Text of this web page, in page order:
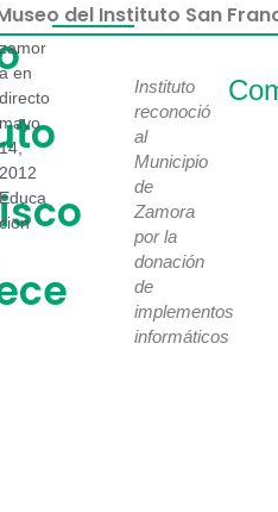
del Instituto San
zamor
a en
directo
mayo
14,
2012
Educa
cion
Instituto
reconoció
al
Municipio
de
Zamora
por la
donación
de
implementos
informáticos